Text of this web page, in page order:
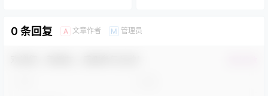
0 条回复 A 文章作者 M 管理员